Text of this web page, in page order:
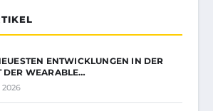
ENTWICKLUNGEN IN DER
DER WEARABLE…